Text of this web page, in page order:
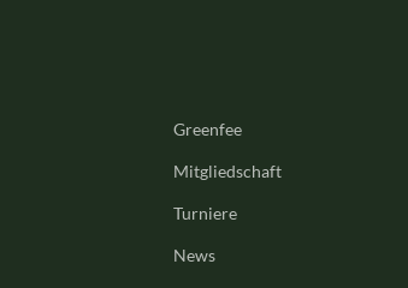
Greenfee
Mitgliedschaft
Turniere
News